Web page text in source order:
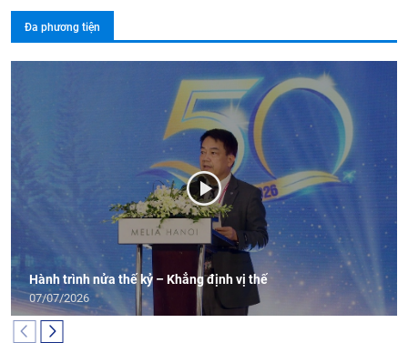
Đa phương tiện
Hành trình nửa thế kỷ – Khẳng định vị thế
07/07/2026